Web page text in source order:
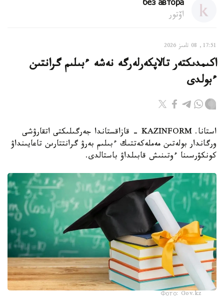
без автора
اۆتور
17:51, 08 تامىز 2026
اكىمدىكتەر تالاپكەرلەرگە نەشە ءبىلىم گرانتىن
ءبولدى
استانا. KAZINFORM - قازاقستاندا جەرگىلىكتى اتقارۋشى
ورگاندار بولەتىن مەملەكەتتىك ءبىلىم بەرۋ گرانتتارىن تاعايىنداۋ
كونكۋرسىنا ءوتىنىش قابىلداۋ باستالدى.
Фото: Gov.kz